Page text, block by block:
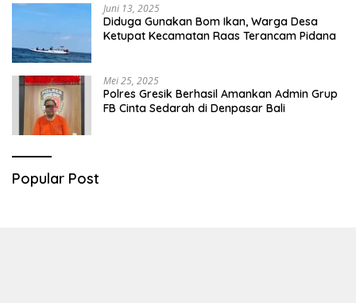
Juni 13, 2025
Diduga Gunakan Bom Ikan, Warga Desa
Ketupat Kecamatan Raas Terancam Pidana
Mei 25, 2025
Polres Gresik Berhasil Amankan Admin Grup
FB Cinta Sedarah di Denpasar Bali
Popular Post